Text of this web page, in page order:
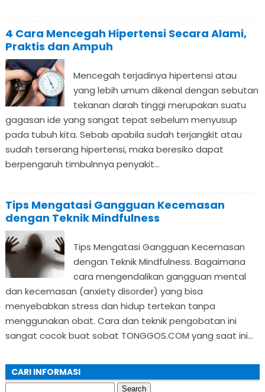
4 Cara Mencegah Hipertensi Secara Alami,
Praktis dan Ampuh
Mencegah terjadinya hipertensi atau
yang lebih umum dikenal dengan sebutan
tekanan darah tinggi merupakan suatu
gagasan ide yang sangat tepat sebelum menyusup
pada tubuh kita. Sebab apabila sudah terjangkit atau
sudah terserang hipertensi, maka beresiko dapat
berpengaruh timbulnnya penyakit...
Tips Mengatasi Gangguan Kecemasan
dengan Teknik Mindfulness
Tips Mengatasi Gangguan Kecemasan
dengan Teknik Mindfulness. Bagaimana
cara mengendalikan gangguan mental
dan kecemasan (anxiety disorder) yang bisa
menyebabkan stress dan hidup tertekan tanpa
menggunakan obat. Cara dan teknik pengobatan ini
sangat cocok buat sobat TONGGOS.COM yang saat ini...
CARI INFORMASI